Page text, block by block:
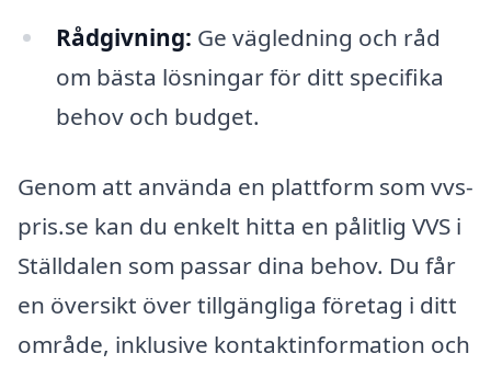
Rådgivning: Ge vägledning och råd
om bästa lösningar för ditt specifika
behov och budget.
Genom att använda en plattform som vvs-
pris.se kan du enkelt hitta en pålitlig VVS i
Ställdalen som passar dina behov. Du får
en översikt över tillgängliga företag i ditt
område, inklusive kontaktinformation och